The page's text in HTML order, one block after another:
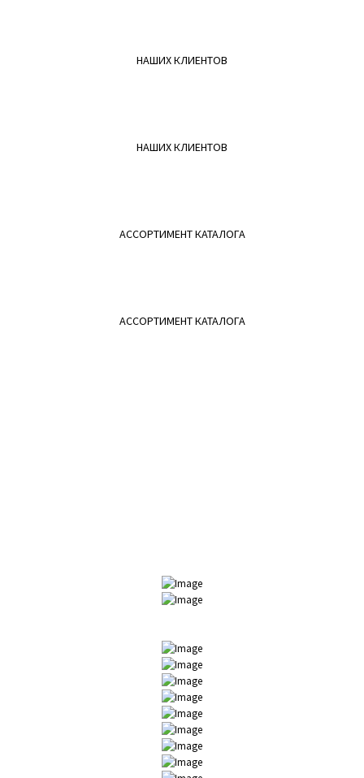
НАШИХ КЛИЕНТОВ
НАШИХ КЛИЕНТОВ
АССОРТИМЕНТ КАТАЛОГА
АССОРТИМЕНТ КАТАЛОГА